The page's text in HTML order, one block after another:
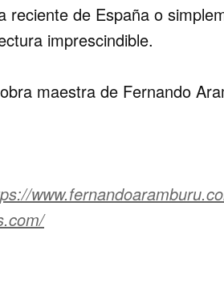
de España o
imprescindible.
maestra de Fernando